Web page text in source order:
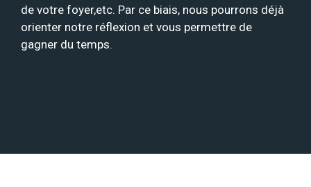
de votre foyer,etc. Par ce biais, nous pourrons déjà
orienter notre réflexion et vous permettre de
gagner du temps.